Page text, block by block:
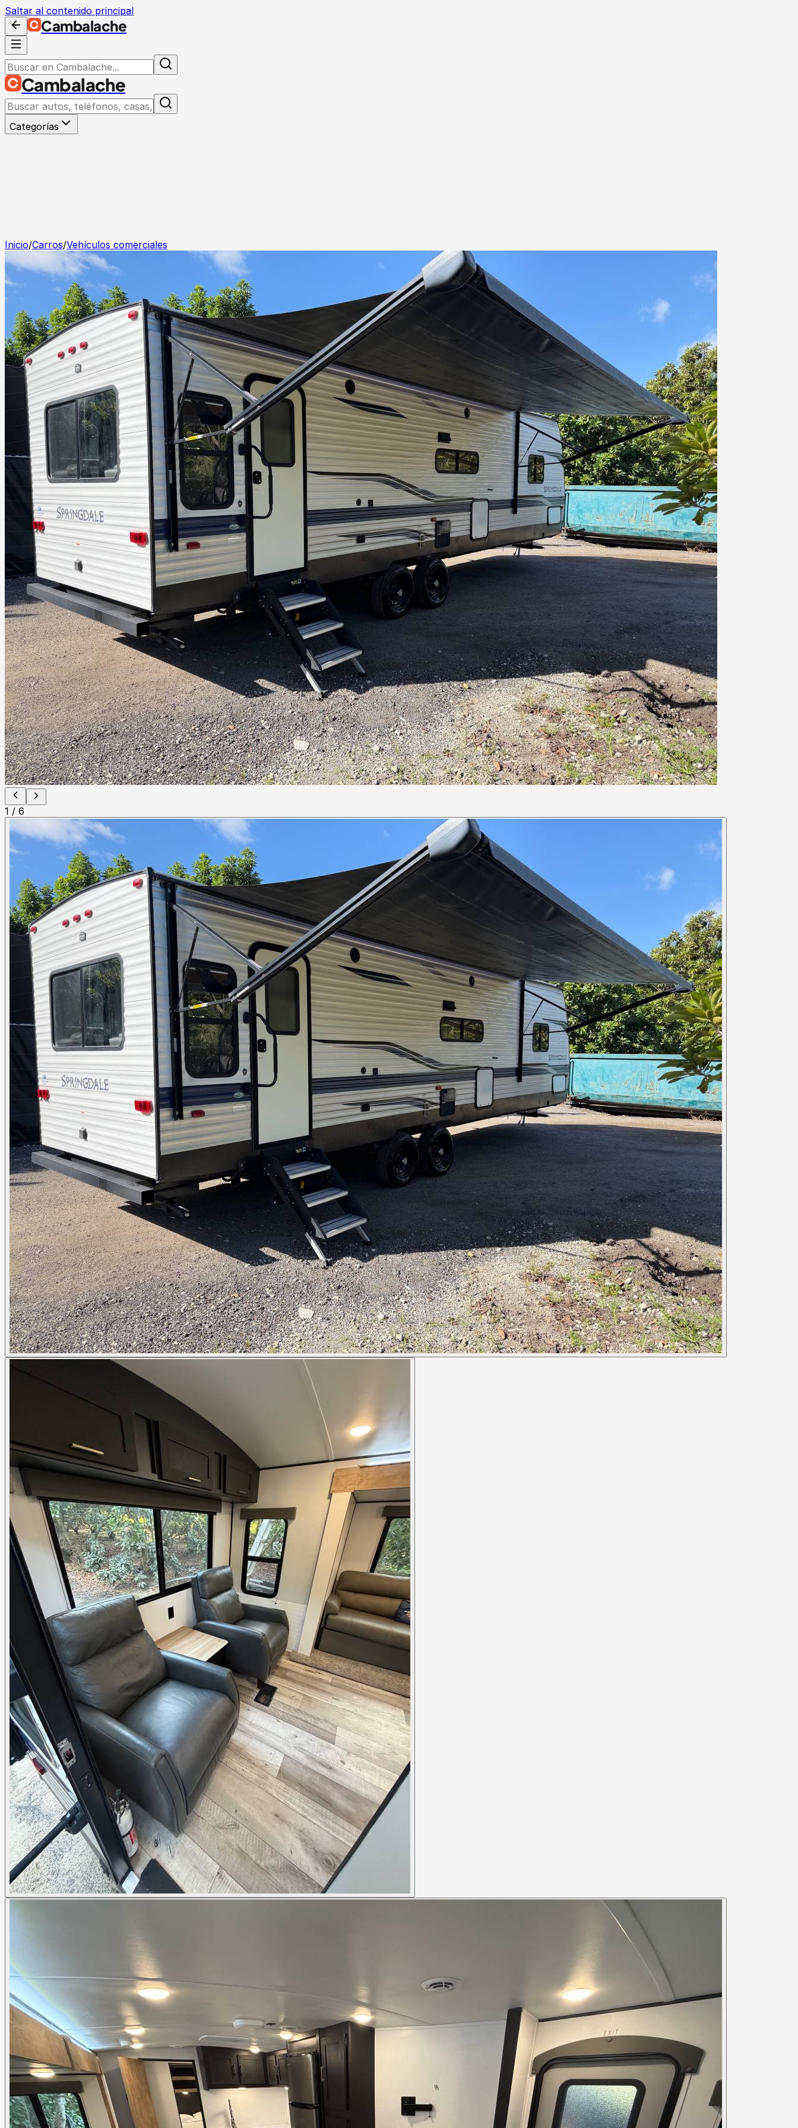
Saltar al contenido principal
Cambalache
Cambalache
Categorías
Inicio/Carros/Vehículos comerciales
1 / 6